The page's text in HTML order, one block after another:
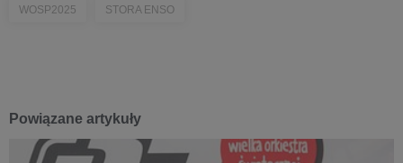
WOSP2025 STORA ENSO
Powiązane artykuły